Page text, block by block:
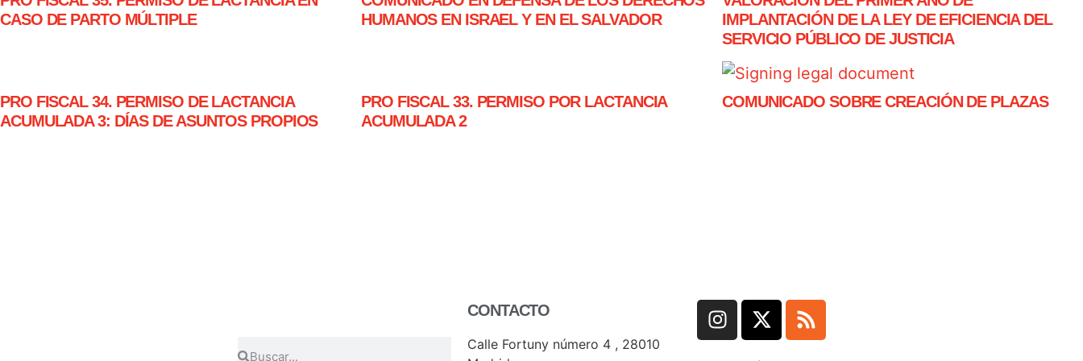
CASO DE PARTO MÚLTIPLE
HUMANOS EN ISRAEL Y EN EL SALVADOR
IMPLANTACIÓN DE LA LEY DE EFICIENCIA DEL
SERVICIO PÚBLICO DE JUSTICIA
PRO FISCAL 34. PERMISO DE LACTANCIA
ACUMULADA 3: DÍAS DE ASUNTOS PROPIOS
PRO FISCAL 33. PERMISO POR LACTANCIA
ACUMULADA 2
COMUNICADO SOBRE CREACIÓN DE PLAZAS
CONTACTO
Calle Fortuny número 4 , 28010